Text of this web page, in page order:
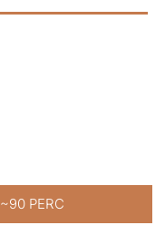
~90 PERC